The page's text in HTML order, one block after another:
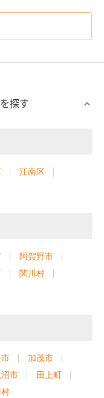
探す
江南区
阿賀野市
関川村
加茂市
市
田上町